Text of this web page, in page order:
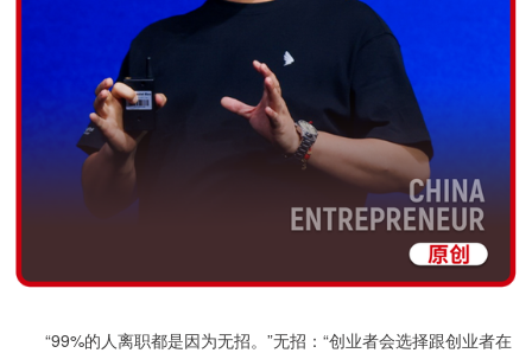
“99%的人离职都是因为无招。”无招：“创业者会选择跟创业者在